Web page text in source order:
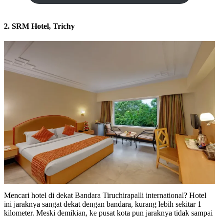
2. SRM Hotel, Trichy
Mencari hotel di dekat Bandara Tiruchirapalli international? Hotel
ini jaraknya sangat dekat dengan bandara, kurang lebih sekitar 1
kilometer. Meski demikian, ke pusat kota pun jaraknya tidak sampai